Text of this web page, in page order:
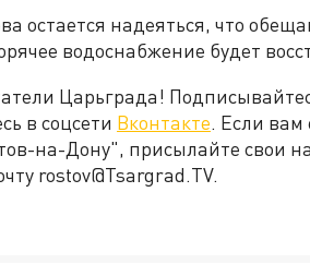
остается надеяться, что
водоснабжение будет
Царьграда!
в соцсети Вконтакте. Если вам
на-Дону", присылайте свои
rostov@Tsargrad.ТV.